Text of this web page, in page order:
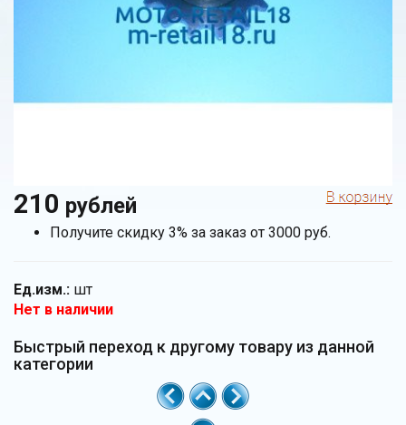
210 рублей
Получите скидку 3% за заказ от 3000 руб.
Ед.изм.: шт
Нет в наличии
Быстрый переход к другому товару из данной
категории